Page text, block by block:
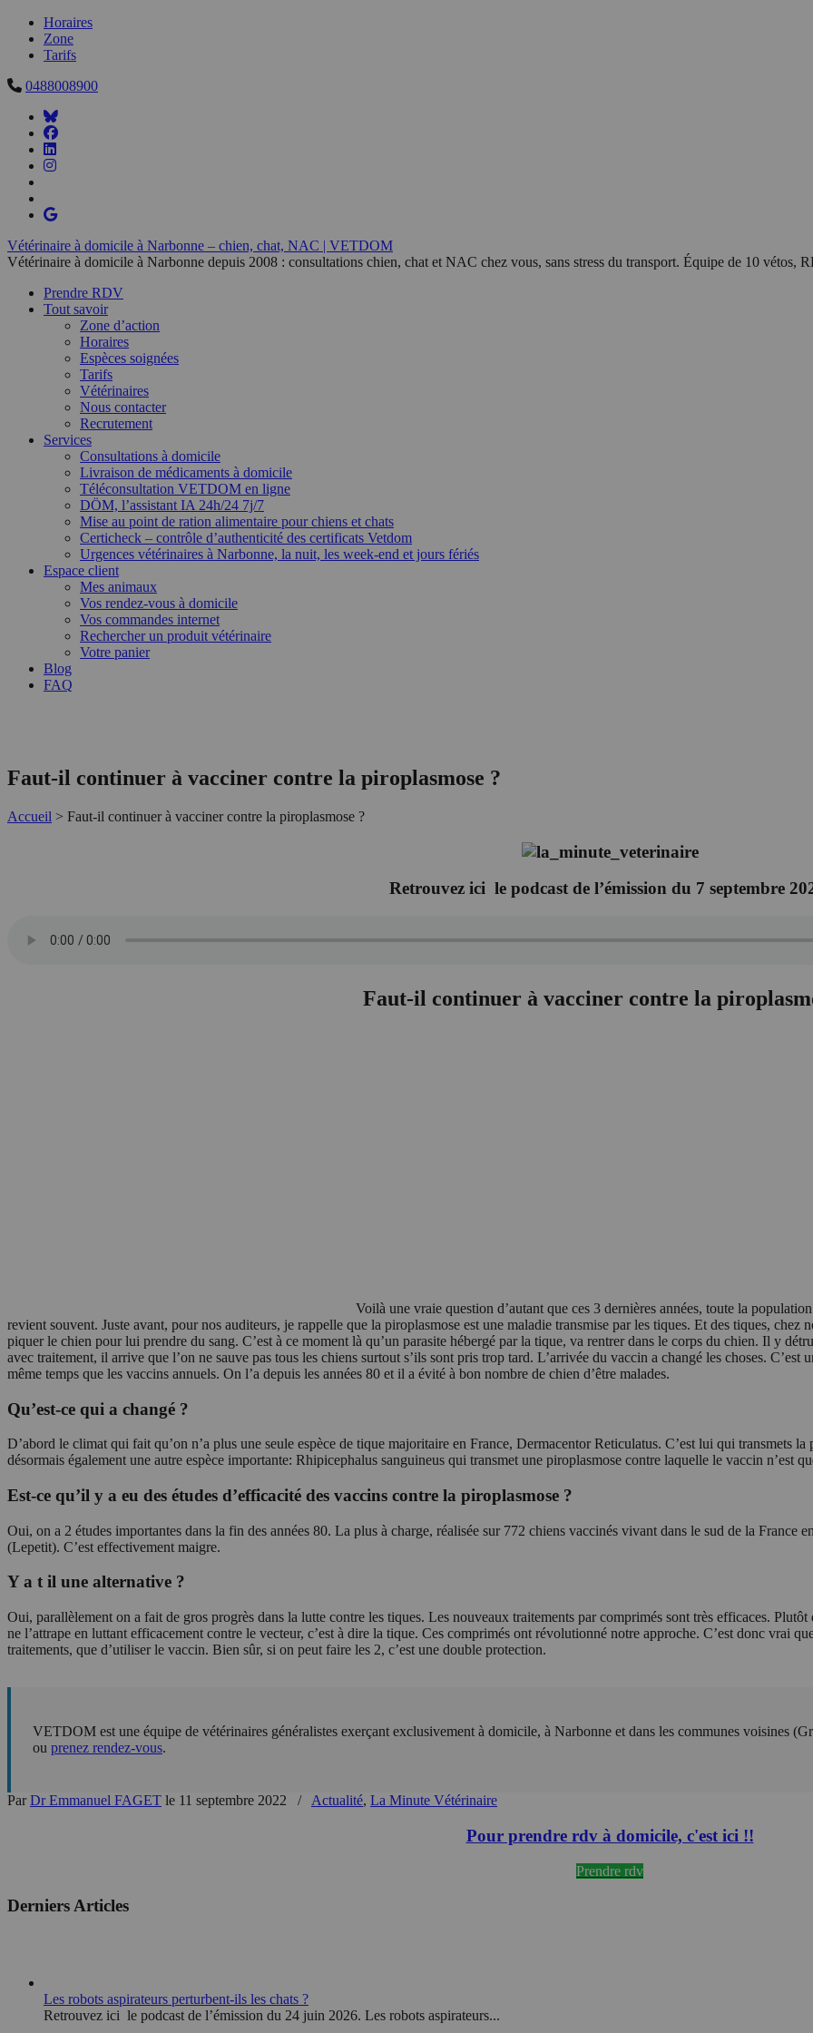
Horaires
Zone
Tarifs
0488008900
Vétérinaire à domicile à Narbonne – chien, chat, NAC | VETDOM
Vétérinaire à domicile à Narbonne depuis 2008 : consultations chien, chat et NAC chez vous, sans stress du transport. Équipe de 10 vétos,
Prendre RDV
Tout savoir
Zone d’action
Horaires
Espèces soignées
Tarifs
Vétérinaires
Nous contacter
Recrutement
Services
Consultations à domicile
Livraison de médicaments à domicile
Téléconsultation VETDOM en ligne
DÖM, l’assistant IA 24h/24 7j/7
Mise au point de ration alimentaire pour chiens et chats
Certicheck – contrôle d’authenticité des certificats Vetdom
Urgences vétérinaires à Narbonne, la nuit, les week-end et jours fériés
Espace client
Mes animaux
Vos rendez-vous à domicile
Vos commandes internet
Rechercher un produit vétérinaire
Votre panier
Blog
FAQ
Faut-il continuer à vacciner contre la piroplasmose ?
Accueil > Faut-il continuer à vacciner contre la piroplasmose ?
Retrouvez ici le podcast de l’émission du 7 septembre
Faut-il continuer à vacciner contre la
Voilà une vraie question d’autant que ces 3 dernières années, toute la
revient souvent. Juste avant, pour nos auditeurs, je rappelle que la piroplasmose est une maladie transmise par les tiques. Et des tiques, chez
piquer le chien pour lui prendre du sang. C’est à ce moment là qu’un parasite hébergé par la tique, va rentrer dans le corps du chien. Il y
avec traitement, il arrive que l’on ne sauve pas tous les chiens surtout s’ils sont pris trop tard. L’arrivée du vaccin a changé les choses.
même temps que les vaccins annuels. On l’a depuis les années 80 et il a évité à bon nombre de chien d’être malades.
Qu’est-ce qui a changé ?
D’abord le climat qui fait qu’on n’a plus une seule espèce de tique majoritaire en France, Dermacentor Reticulatus. C’est lui qui transmets
désormais également une autre espèce importante: Rhipicephalus sanguineus qui transmet une piroplasmose contre laquelle le vaccin n’est
Est-ce qu’il y a eu des études d’efficacité des vaccins contre la piroplasmose ?
Oui, on a 2 études importantes dans la fin des années 80. La plus à charge, réalisée sur 772 chiens vaccinés vivant dans le sud de la France
(Lepetit). C’est effectivement maigre.
Y a t il une alternative ?
Oui, parallèlement on a fait de gros progrès dans la lutte contre les tiques. Les nouveaux traitements par comprimés sont très efficaces.
ne l’attrape en luttant efficacement contre le vecteur, c’est à dire la tique. Ces comprimés ont révolutionné notre approche. C’est donc vrai
traitements, que d’utiliser le vaccin. Bien sûr, si on peut faire les 2, c’est une double protection.
VETDOM est une équipe de vétérinaires généralistes exerçant exclusivement à domicile, à Narbonne et dans les communes voisines
ou prenez rendez-vous.
ParDr Emmanuel FAGET le 11 septembre 2022 / Actualité, La Minute Vétérinaire
Pour prendre rdv à domicile, c'est ici !!
Prendre rdv
Derniers Articles
Les robots aspirateurs perturbent-ils les chats ?
Retrouvez ici le podcast de l’émission du 24 juin 2026. Les robots aspirateurs...